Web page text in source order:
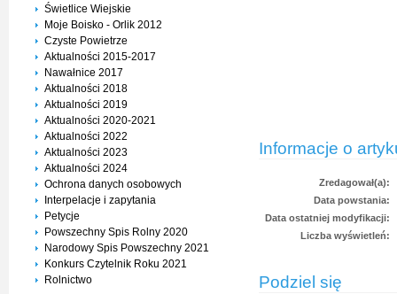
Świetlice Wiejskie
Moje Boisko - Orlik 2012
Czyste Powietrze
Aktualności 2015-2017
Nawałnice 2017
Aktualności 2018
Aktualności 2019
Aktualności 2020-2021
Aktualności 2022
Aktualności 2023
Aktualności 2024
Ochrona danych osobowych
Interpelacje i zapytania
Petycje
Powszechny Spis Rolny 2020
Narodowy Spis Powszechny 2021
Konkurs Czytelnik Roku 2021
Rolnictwo
Informacje o
Zredagował(a):
Data powstania:
Data ostatniej modyfikacji:
Liczba wyświetleń:
Podziel się